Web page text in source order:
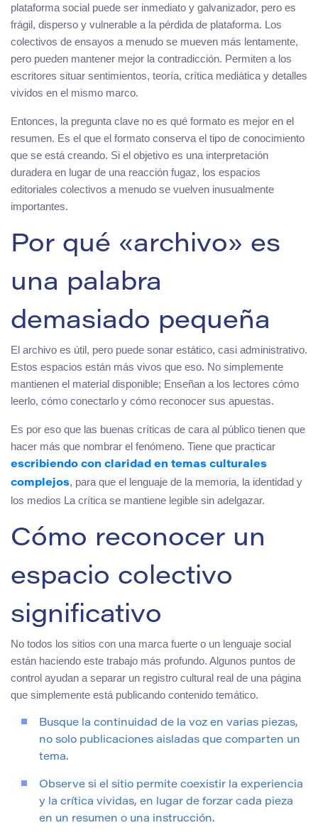
plataforma social puede ser inmediato y galvanizador, pero es
frágil, disperso y vulnerable a la pérdida de plataforma. Los
colectivos de ensayos a menudo se mueven más lentamente,
pero pueden mantener mejor la contradicción. Permiten a los
escritores situar sentimientos, teoría, crítica mediática y detalles
vividos en el mismo marco.
Entonces, la pregunta clave no es qué formato es mejor en el
resumen. Es el que el formato conserva el tipo de conocimiento
que se está creando. Si el objetivo es una interpretación
duradera en lugar de una reacción fugaz, los espacios
editoriales colectivos a menudo se vuelven inusualmente
importantes.
Por qué «archivo» es
una palabra
demasiado pequeña
El archivo es útil, pero puede sonar estático, casi administrativo.
Estos espacios están más vivos que eso. No simplemente
mantienen el material disponible; Enseñan a los lectores cómo
leerlo, cómo conectarlo y cómo reconocer sus apuestas.
Es por eso que las buenas críticas de cara al público tienen que
hacer más que nombrar el fenómeno. Tiene que practicar
escribiendo con claridad en temas culturales
complejos, para que el lenguaje de la memoria, la identidad y
los medios La crítica se mantiene legible sin adelgazar.
Cómo reconocer un
espacio colectivo
significativo
No todos los sitios con una marca fuerte o un lenguaje social
están haciendo este trabajo más profundo. Algunos puntos de
control ayudan a separar un registro cultural real de una página
que simplemente está publicando contenido temático.
Busque la continuidad de la voz en varias piezas,
no solo publicaciones aisladas que comparten un
tema.
Observe si el sitio permite coexistir la experiencia
y la crítica vividas, en lugar de forzar cada pieza
en un resumen o una instrucción.